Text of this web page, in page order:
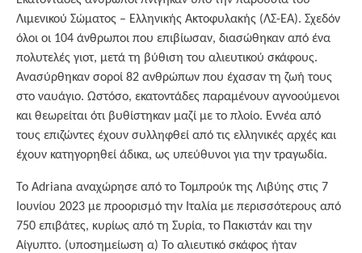
Λιμενικού Σώματος – Ελληνικής Ακτοφυλακής (ΛΣ-ΕΑ). Σχεδόν
όλοι οι 104 άνθρωποι που επιβίωσαν, διασώθηκαν από ένα
πολυτελές γιοτ, μετά τη βύθιση του αλιευτικού σκάφους.
Ανασύρθηκαν σοροί 82 ανθρώπων που έχασαν τη ζωή τους
στο ναυάγιο. Ωστόσο, εκατοντάδες παραμένουν αγνοούμενοι
και θεωρείται ότι βυθίστηκαν μαζί με το πλοίο. Εννέα από
τους επιζώντες έχουν συλληφθεί από τις ελληνικές αρχές και
έχουν κατηγορηθεί άδικα, ως υπεύθυνοι για την τραγωδία.
Το Adriana αναχώρησε από το Τομπρούκ της Λιβύης στις 7
Ιουνίου 2023 με προορισμό την Ιταλία με περισσότερους από
750 επιβάτες, κυρίως από τη Συρία, το Πακιστάν και την
Αίγυπτο. (υποσημείωση α) Το αλιευτικό σκάφος ήταν